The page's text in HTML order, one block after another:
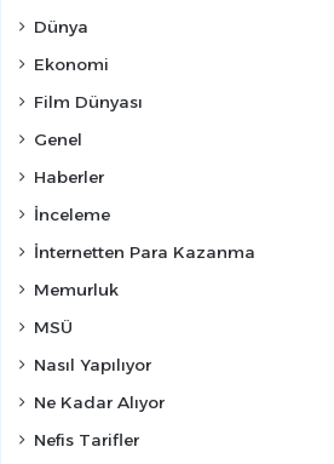
Dünya
Ekonomi
Film Dünyası
Genel
Haberler
İnceleme
İnternetten Para Kazanma
Memurluk
MSÜ
Nasıl Yapılıyor
Ne Kadar Alıyor
Nefis Tarifler